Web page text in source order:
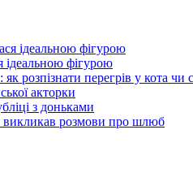
ідеальною фігурою
розпізнати перегрів у кота чи
акторки
з доньками
розмови про шлюб